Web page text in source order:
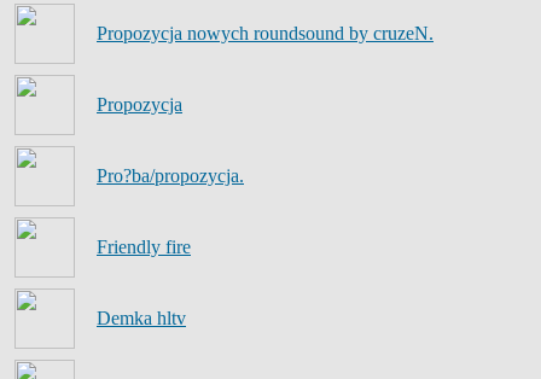
Propozycja nowych roundsound by cruzeN.
Propozycja
Pro?ba/propozycja.
Friendly fire
Demka hltv